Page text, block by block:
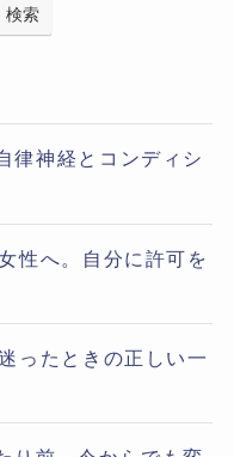
検索
律神経とコンディシ
性へ。自分に許可を
ったときの正しい一